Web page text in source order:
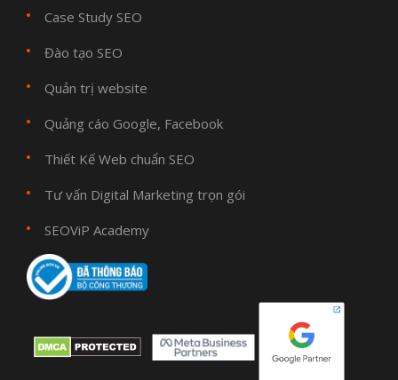
Case Study SEO
Đào tạo SEO
Quản trị website
Quảng cáo Google, Facebook
Thiết Kế Web chuẩn SEO
Tư vấn Digital Marketing trọn gói
SEOViP Academy